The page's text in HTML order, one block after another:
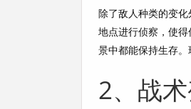
除了敌人种类的变
地点进行侦察，使
景中都能保持生存
2、战